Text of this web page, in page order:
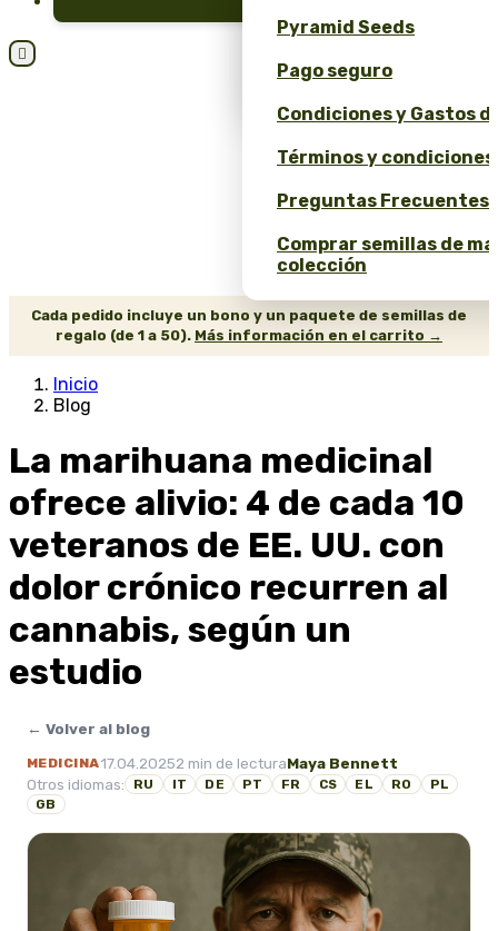
Seeds!
Obtén un 10% de
Pyramid Seeds
Pago seguro
Condiciones y Gastos
Términos y
Preguntas Frecuentes
Comprar semillas de
colección

Cada pedido incluye un bono y un paquete de semillas de
regalo (de 1 a 50). Más información en el carrito →
Inicio
Blog
La marihuana medicinal
ofrece alivio: 4 de cada 10
veteranos de EE. UU. con
dolor crónico recurren al
cannabis, según un
estudio
← Volver al blog
MEDICINA17.04.20252 min de lecturaMaya Bennett
Otros idiomas:
RU IT DE PT FR CS EL RO
PL
GB